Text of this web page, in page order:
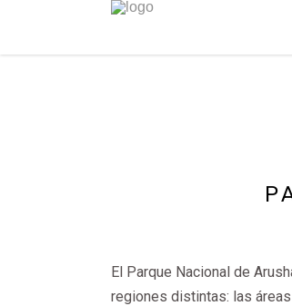
El Parque Nacional de
regiones distintas: las